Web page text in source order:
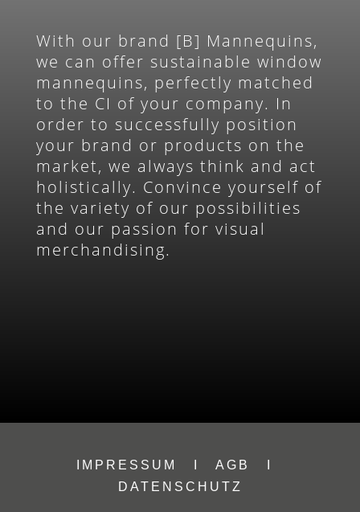
With our brand [B] Mannequins,
we can offer sustainable window
mannequins, perfectly matched
to the CI of your company. In
order to successfully position
your brand or products on the
market, we always think and act
holistically. Convince yourself of
the variety of our possibilities
and our passion for visual
merchandising.
IMPRESSUM AGB
DATENSCHUTZ